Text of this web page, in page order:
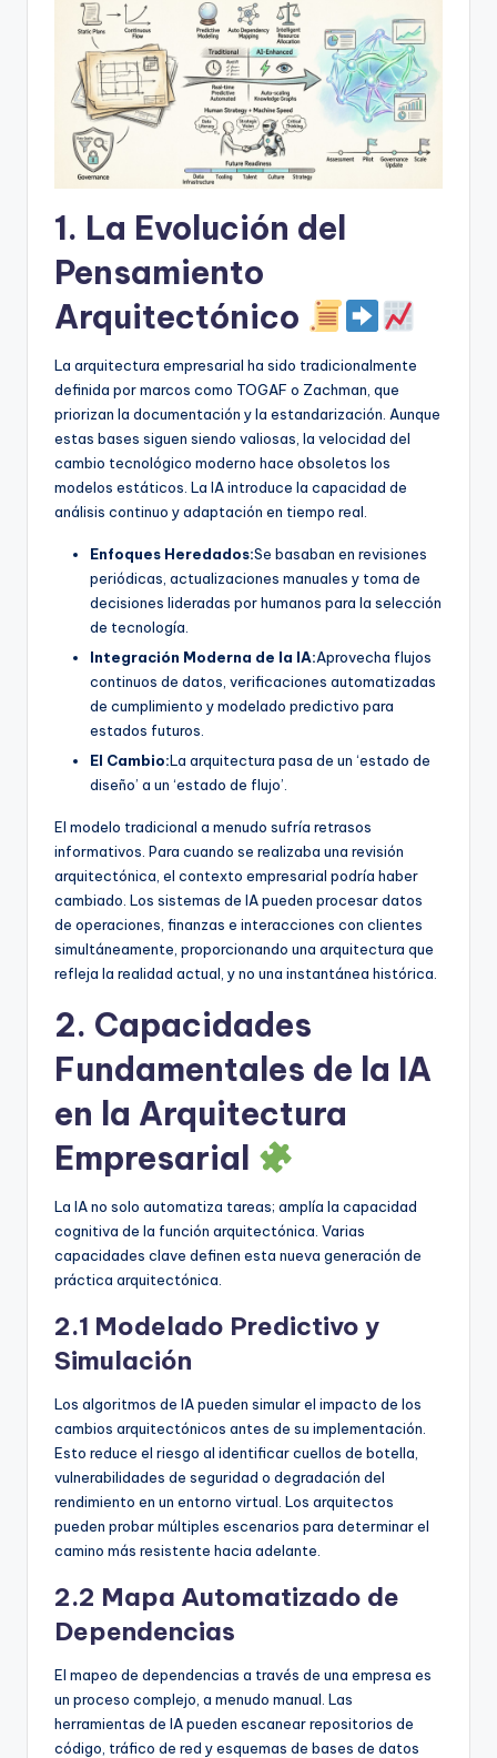
U
d
1. La Evolución del
Pensamiento
Arquitectónico
La arquitectura empresarial ha sido tradicionalmente
definida por marcos como TOGAF o Zachman, que
priorizan la documentación y la estandarización. Aunque
estas bases siguen siendo valiosas, la velocidad del
cambio tecnológico moderno hace obsoletos los
modelos estáticos. La IA introduce la capacidad de
análisis continuo y adaptación en tiempo real.
Enfoques Heredados:Se basaban en revisiones
periódicas, actualizaciones manuales y toma de
decisiones lideradas por humanos para la selección
de tecnología.
Integración Moderna de la IA:Aprovecha flujos
continuos de datos, verificaciones automatizadas
de cumplimiento y modelado predictivo para
estados futuros.
El Cambio:La arquitectura pasa de un ‘estado de
diseño’ a un ‘estado de flujo’.
El modelo tradicional a menudo sufría retrasos
informativos. Para cuando se realizaba una revisión
arquitectónica, el contexto empresarial podría haber
cambiado. Los sistemas de IA pueden procesar datos
de operaciones, finanzas e interacciones con clientes
simultáneamente, proporcionando una arquitectura que
refleja la realidad actual, y no una instantánea histórica.
2. Capacidades
Fundamentales de la IA
en la Arquitectura
Empresarial
La IA no solo automatiza tareas; amplía la capacidad
cognitiva de la función arquitectónica. Varias
capacidades clave definen esta nueva generación de
práctica arquitectónica.
2.1 Modelado Predictivo y
Simulación
Los algoritmos de IA pueden simular el impacto de los
cambios arquitectónicos antes de su implementación.
Esto reduce el riesgo al identificar cuellos de botella,
vulnerabilidades de seguridad o degradación del
rendimiento en un entorno virtual. Los arquitectos
pueden probar múltiples escenarios para determinar el
camino más resistente hacia adelante.
2.2 Mapa Automatizado de
Dependencias
El mapeo de dependencias a través de una empresa es
un proceso complejo, a menudo manual. Las
herramientas de IA pueden escanear repositorios de
código, tráfico de red y esquemas de bases de datos